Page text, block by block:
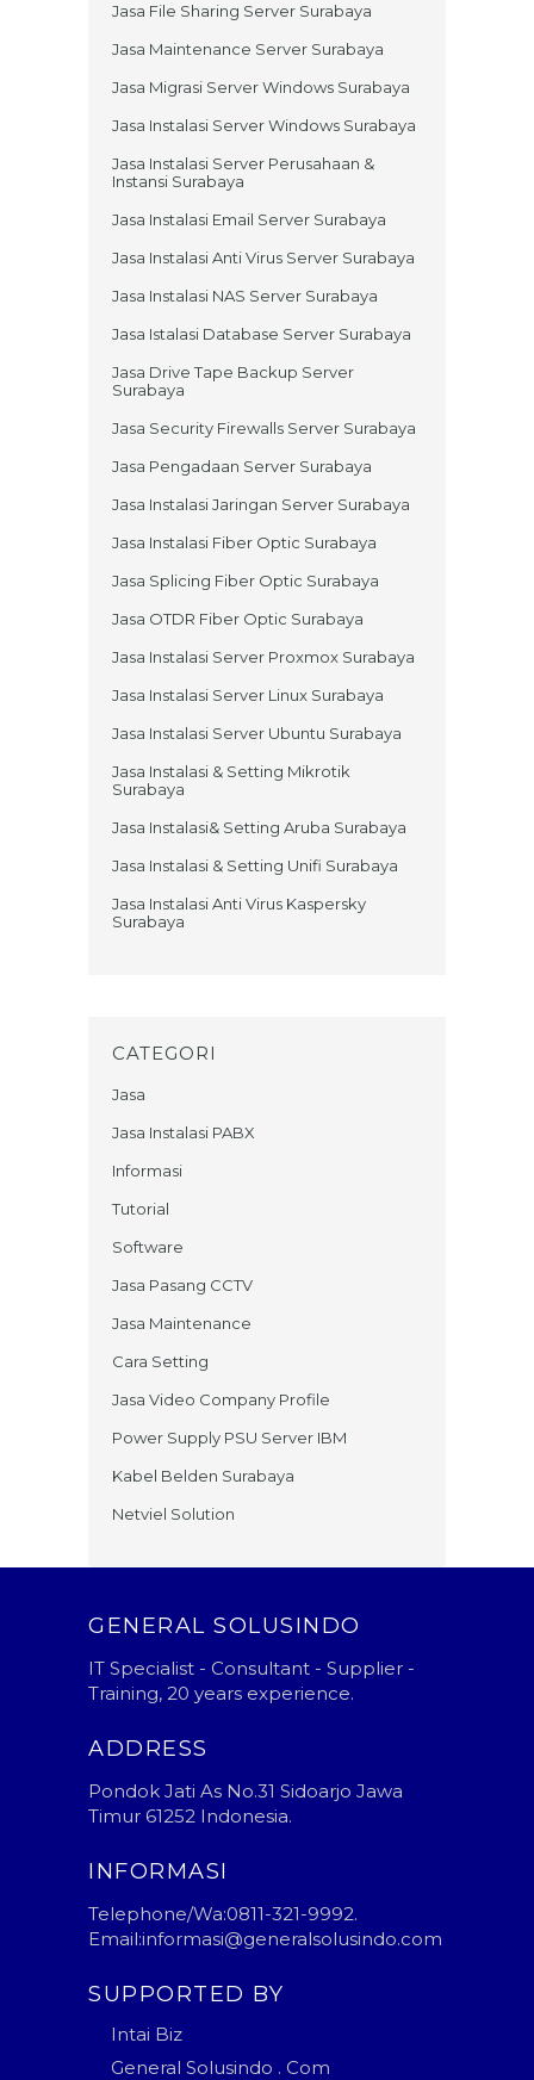
Jasa File Sharing Server Surabaya
Jasa Maintenance Server Surabaya
Jasa Migrasi Server Windows Surabaya
Jasa Instalasi Server Windows Surabaya
Jasa Instalasi Server Perusahaan &
Instansi Surabaya
Jasa Instalasi Email Server Surabaya
Jasa Instalasi Anti Virus Server Surabaya
Jasa Instalasi NAS Server Surabaya
Jasa Istalasi Database Server Surabaya
Jasa Drive Tape Backup Server
Surabaya
Jasa Security Firewalls Server Surabaya
Jasa Pengadaan Server Surabaya
Jasa Instalasi Jaringan Server Surabaya
Jasa Instalasi Fiber Optic Surabaya
Jasa Splicing Fiber Optic Surabaya
Jasa OTDR Fiber Optic Surabaya
Jasa Instalasi Server Proxmox Surabaya
Jasa Instalasi Server Linux Surabaya
Jasa Instalasi Server Ubuntu Surabaya
Jasa Instalasi & Setting Mikrotik
Surabaya
Jasa Instalasi& Setting Aruba Surabaya
Jasa Instalasi & Setting Unifi Surabaya
Jasa Instalasi Anti Virus Kaspersky
Surabaya
CATEGORI
Jasa
Jasa Instalasi PABX
Informasi
Tutorial
Software
Jasa Pasang CCTV
Jasa Maintenance
Cara Setting
Jasa Video Company Profile
Power Supply PSU Server IBM
Kabel Belden Surabaya
Netviel Solution
GENERAL SOLUSINDO
IT Specialist - Consultant - Supplier -
Training, 20 years experience.
ADDRESS
Pondok Jati As No.31 Sidoarjo Jawa
Timur 61252 Indonesia.
INFORMASI
Telephone/Wa:0811-321-9992.
Email:informasi@generalsolusindo.com
SUPPORTED BY
Intai Biz
General Solusindo . Com